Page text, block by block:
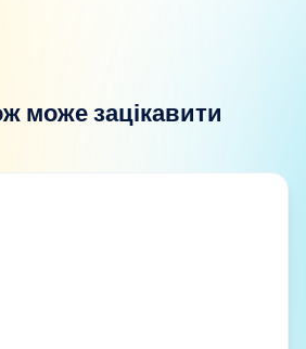
може зацікавити